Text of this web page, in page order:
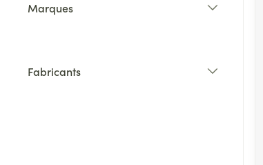
Marques
Fabricants